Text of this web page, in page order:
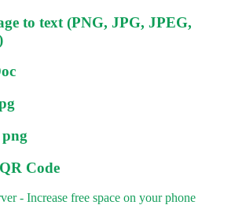
to text (PNG, JPG, JPEG,
Code
- Increase free space on your phone